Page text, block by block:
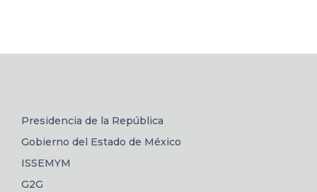
Presidencia de la República
Gobierno del Estado de México
ISSEMYM
G2G